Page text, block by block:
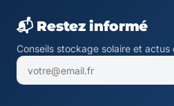
📬 Restez informé
Conseils stockage solaire et actus